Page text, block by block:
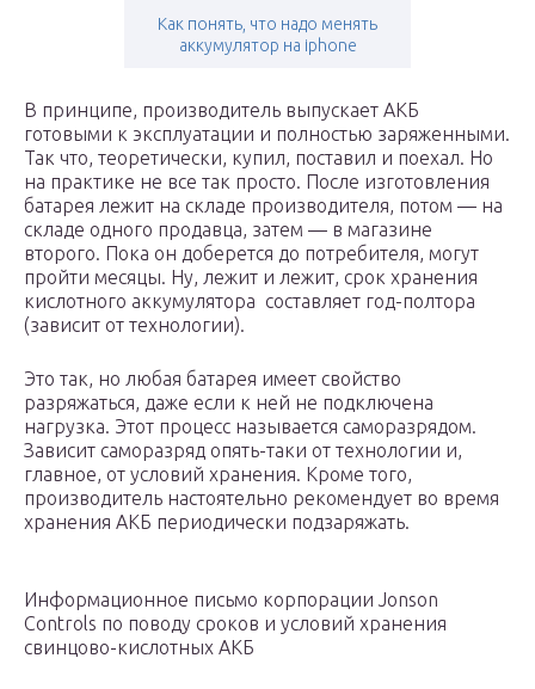
Как понять, что надо менять
аккумулятор на iphone
В принципе, производитель выпускает АКБ
готовыми к эксплуатации и полностью заряженными.
Так что, теоретически, купил, поставил и поехал. Но
на практике не все так просто. После изготовления
батарея лежит на складе производителя, потом — на
складе одного продавца, затем — в магазине
второго. Пока он доберется до потребителя, могут
пройти месяцы. Ну, лежит и лежит, срок хранения
кислотного аккумулятора составляет год-полтора
(зависит от технологии).
Это так, но любая батарея имеет свойство
разряжаться, даже если к ней не подключена
нагрузка. Этот процесс называется саморазрядом.
Зависит саморазряд опять-таки от технологии и,
главное, от условий хранения. Кроме того,
производитель настоятельно рекомендует во время
хранения АКБ периодически подзаряжать.
Информационное письмо корпорации Jonson
Controls по поводу сроков и условий хранения
свинцово-кислотных АКБ